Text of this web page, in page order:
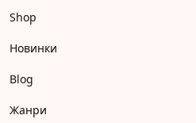
Shop
Новинки
Blog
Жанри